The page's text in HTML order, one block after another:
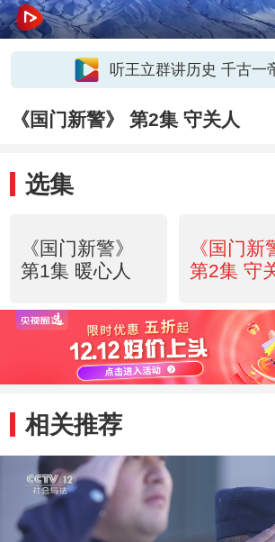
听王立群讲历史 千古一
《国门新警》 第2集 守关人
选集
《国门新警》
第1集 暖心人
《国门新
第2集 守
相关推荐